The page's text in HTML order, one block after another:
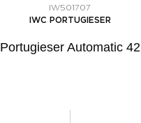
IW501707
IWC PORTUGIESER
Portugieser Automatic 42